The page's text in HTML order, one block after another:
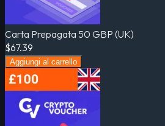
Carta Prepagata 50 GBP (UK)
$67.39
Aggiungi al carrello